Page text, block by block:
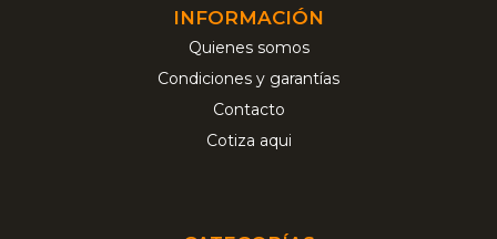
INFORMACIÓN
Quienes somos
Condiciones y garantías
Contacto
Cotiza aqui